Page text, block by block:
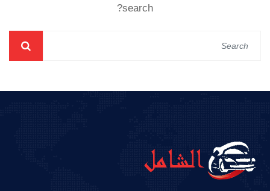
search?